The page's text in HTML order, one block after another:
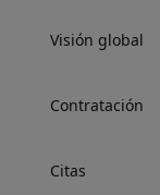
Visión global
Contratación
Citas